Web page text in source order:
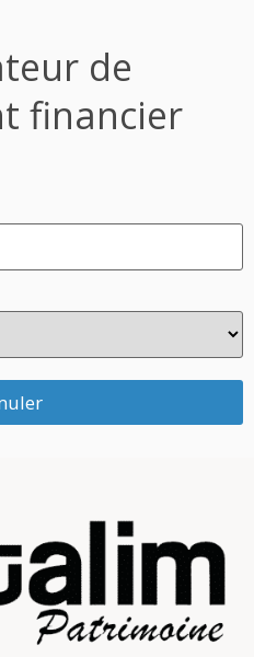
de
financier